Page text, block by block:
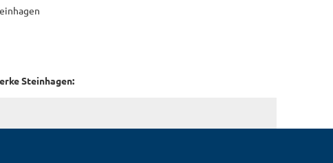
Steinhagen: